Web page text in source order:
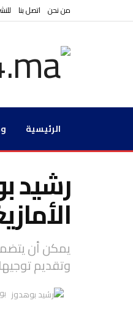
من نحن اتصل بنا
الرئيسية
رشيد
يمكن أن
وتقديم